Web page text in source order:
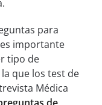
para
importante
tipo de
que los test de
Médica